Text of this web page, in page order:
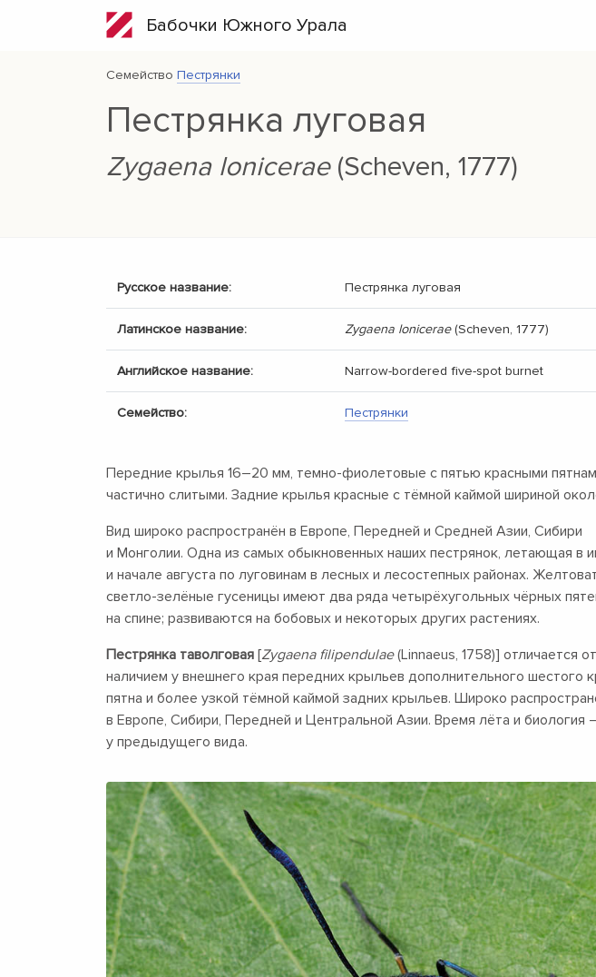
Бабочки Южного Урала
Семейство Пестрянки
Пестрянка луговая
Zygaena lonicerae(Scheven, 1777)
Русское название: Пестрянка луговая
Латинское название: Zygaena lonicerae(Scheven, 1777)
Английское название: Narrow-bordered five-spot burnet
Семейство: Пестрянки
Передние крылья 16–20 мм, темно-фиолетовые с пятью красными
частично слитыми. Задние крылья красные с тёмной каймой шириной
Вид широко распространён в Европе, Передней и Средней Азии, Сибири
и Монголии. Одна из самых обыкновенных наших пестрянок, летающая в
и начале августа по луговинам в лесных и лесостепных районах.
светло-зелёные гусеницы имеют два ряда четырёхугольных чёрных
на спине; развиваются на бобовых и некоторых других растениях.
Пестрянка таволговая [Zygaena filipendulae(Linnaeus, 1758)] отличается
наличием у внешнего края передних крыльев дополнительного шестого
пятна и более узкой тёмной каймой задних крыльев. Широко
в Европе, Сибири, Передней и Центральной Азии. Время лёта и биология
у предыдущего вида.